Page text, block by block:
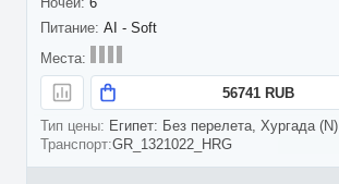
AI - Soft
56741 RUB
Египет: Без перелета, Хургада (N)
GR_1321022_HRG